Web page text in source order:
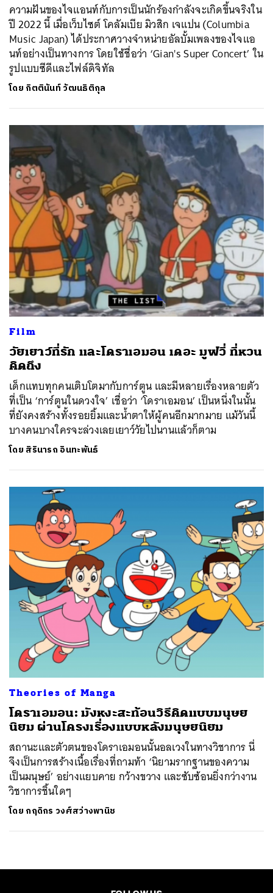
ความฝันของไจแอนท์กับการเป็นนักร้องกำลังจะเกิดขึ้นจริงใน
ปี 2022 นี้ เมื่อเว็บไซต์ โคลัมเบีย มิวสิก เจแปน (Columbia
Music Japan) ได้ประกาศวางจำหน่ายอัลบั้มเพลงของไจแอ
นท์อย่างเป็นทางการ โดยใช้ชื่อว่า ‘Gian's Super Concert’ ใน
รูปแบบซีดีและไฟล์ดิจิทัล
โดย กิตตินันท์ วัฒนธิติกุล
Film
วัยเยาว์ที่รัก และโดราเอมอน เดอะ มูฟวี่ ที่หวน
คิดถึง
เด็กแทบทุกคนเติบโตมากับการ์ตูน และมีหลายเรื่องหลายตัว
ที่เป็น ‘การ์ตูนในดวงใจ’ เชื่อว่า ‘โดราเอมอน’ เป็นหนึ่งในนั้น
ที่ยังคงสร้างทั้งรอยยิ้มและน้ำตาให้ผู้คนอีกมากมาย แม้วันนี้
บางคนบางใครจะล่วงเลยเยาว์วัยไปนานแล้วก็ตาม
โดย สิรินารถ อินทะพันธ์
Theories of Manga
โดราเอมอน: มังหงะสะท้อนวิธีคิดแบบมนุษย
นิยม ผ่านโครงเรื่องแบบหลังมนุษยนิยม
สถานะและตัวตนของโดราเอมอนนั้นอลเวงในทางวิชาการ นี่
จึงเป็นการสร้างเนื้อเรื่องที่ถามท้า ‘นิยามรากฐานของความ
เป็นมนุษย์’ อย่างแยบคาย กว้างขวาง และซับซ้อนยิ่งกว่างาน
วิชาการชิ้นใดๆ
โดย กฤดิกร วงศ์สว่างพานิช
SHARE TWEET LINE EMAIL